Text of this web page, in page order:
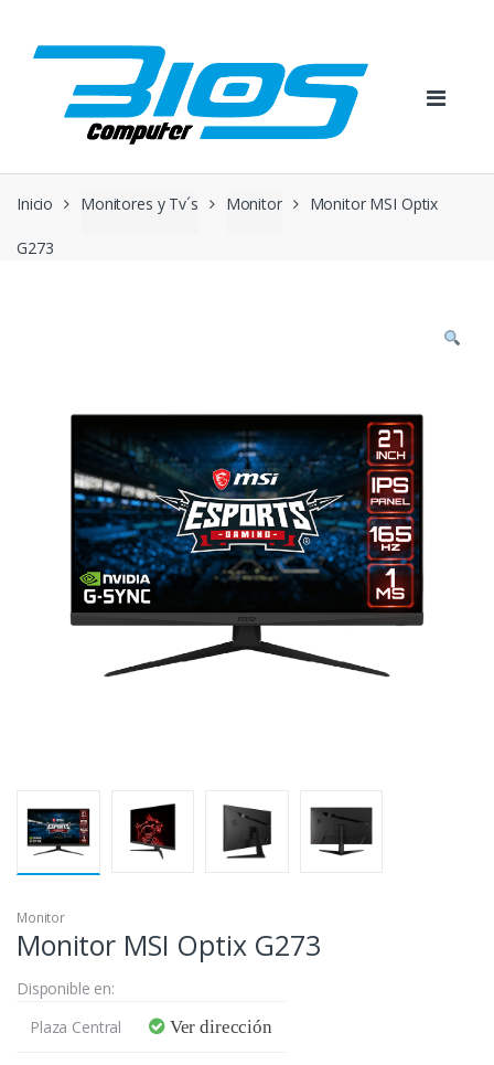
navigation
content
Inicio Monitores y Tv´s Monitor Monitor MSI Optix
G273
Monitor
Monitor MSI Optix G273
Disponible en:
Plaza Central
Ver dirección